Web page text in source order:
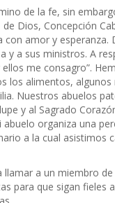
de la fe, sin
Dios, Concepción
amor y esperanza.
y a sus ministros. A
me consagro”.
los alimentos, algunos
Nuestros abuelos
y al Sagrado
organiza una
a la cual asistimos
a un miembro
para que sigan fieles